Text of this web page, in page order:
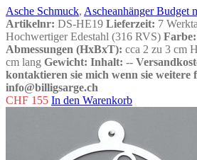
Asche Schmuck, Ascheanhänger Budget
Artikelnr: DS-HE19 Lieferzeit: 7
Hochwertiger Edestahl (316 RVS) Farbe:
Abmessungen (HxBxT): cca 2 zu 3 cm
cm lang Gewicht: Inhalt: --
kontaktieren sie mich wenn sie weitere
info@billigsarge.ch
CHF 155 In den Warenkorb